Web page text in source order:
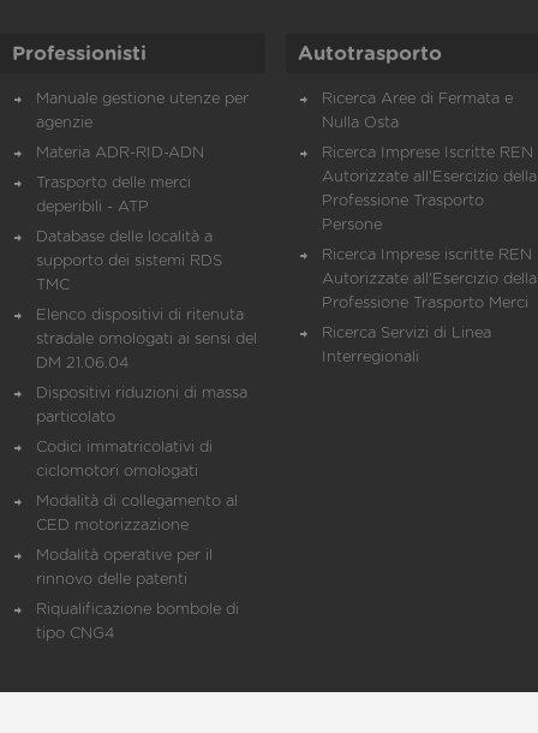
Professionisti
Manuale gestione utenze per
agenzie
Materia ADR-RID-ADN
Trasporto delle merci
deperibili - ATP
Database delle località a
supporto dei sistemi RDS
TMC
Elenco dispositivi di ritenuta
stradale omologati ai sensi del
DM 21.06.04
Dispositivi riduzioni di massa
particolato
Codici immatricolativi di
ciclomotori omologati
Modalità di collegamento al
CED motorizzazione
Modalità operative per il
rinnovo delle patenti
Riqualificazione bombole di
tipo CNG4
Autotrasporto
Ricerca Aree di Fermata e
Nulla Osta
Ricerca Imprese Iscritte REN
Autorizzate all'Esercizio della
Professione Trasporto
Persone
Ricerca Imprese iscritte REN
Autorizzate all'Esercizio della
Professione Trasporto Merci
Ricerca Servizi di Linea
Interregionali